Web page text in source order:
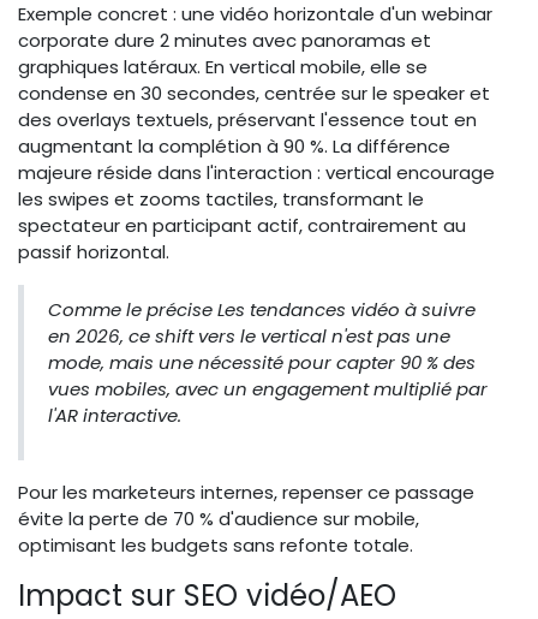
Exemple concret : une vidéo horizontale d'un webinar
corporate dure 2 minutes avec panoramas et
graphiques latéraux. En vertical mobile, elle se
condense en 30 secondes, centrée sur le speaker et
des overlays textuels, préservant l'essence tout en
augmentant la complétion à 90 %. La différence
majeure réside dans l'interaction : vertical encourage
les swipes et zooms tactiles, transformant le
spectateur en participant actif, contrairement au
passif horizontal.
Comme le préciseLes tendances vidéo à suivre
en 2026, ce shift vers le vertical n'est pas une
mode, mais une nécessité pour capter 90 % des
vues mobiles, avec un engagement multiplié par
l'AR interactive.
Pour les marketeurs internes, repenser ce passage
évite la perte de 70 % d'audience sur mobile,
optimisant les budgets sans refonte totale.
Impact sur SEO vidéo/AEO